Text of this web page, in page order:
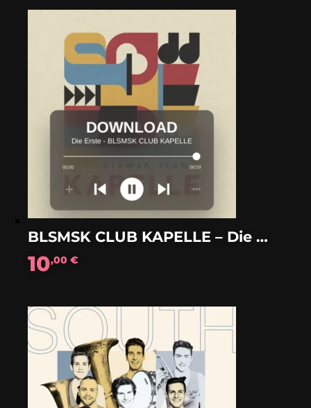
BLSMSK CLUB KAPELLE – Die Erste (DOWNLOAD)
10,00€